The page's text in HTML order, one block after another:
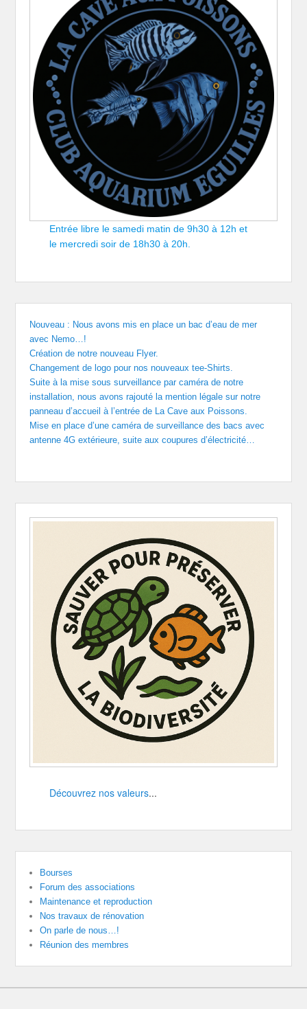
Entrée libre le samedi matin de 9h30 à 12h et
le mercredi soir de 18h30 à 20h.
Nouveau : Nous avons mis en place un bac d’eau de mer
avec Nemo…!
Création de notre nouveau Flyer.
Changement de logo pour nos nouveaux tee-Shirts.
Suite à la mise sous surveillance par caméra de notre
installation, nous avons rajouté la mention légale sur notre
panneau d’accueil à l’entrée de La Cave aux Poissons.
Mise en place d’une caméra de surveillance des bacs avec
antenne 4G extérieure, suite aux coupures d’électricité…
Découvrez nos valeurs...
Bourses
Forum des associations
Maintenance et reproduction
Nos travaux de rénovation
On parle de nous…!
Réunion des membres